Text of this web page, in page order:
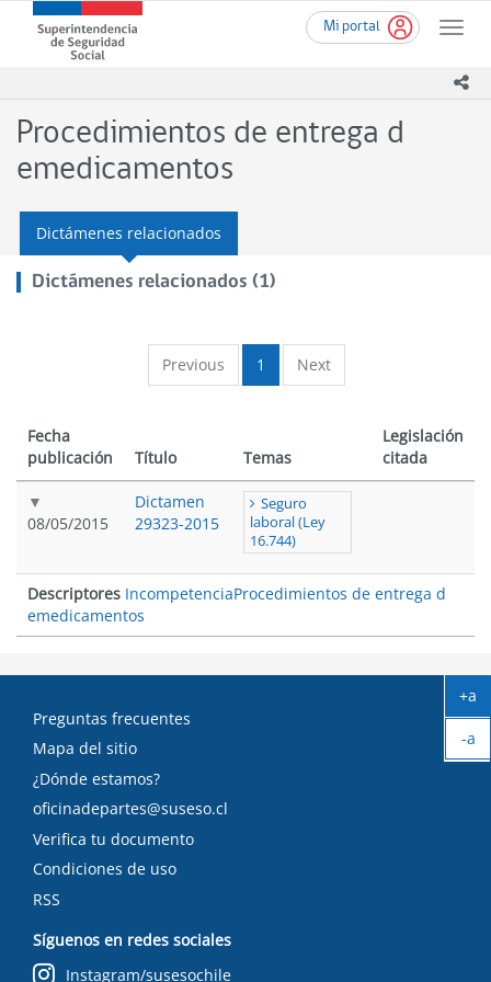
contenido
Mi portal
Toggle
Superintendencia
de
(SUSESO)
-
Gobierno
de
Procedimientos de entrega d
emedicamentos
Dictámenes relacionados
Dictámenes relacionados (1)
Previous 1 Next
Fecha
publicación
Título Temas
Legislación
citada
08/05/2015
Dictamen
29323-2015
Seguro
laboral (Ley
16.744)
Descriptores IncompetenciaProcedimientos de entrega d
emedicamentos
Preguntas frecuentes
Mapa del sitio
¿Dónde estamos?
oficinadepartes@suseso.cl
Verifica tu documento
Condiciones de uso
RSS
Síguenos en redes sociales
Instagram/susesochile
+a
-a